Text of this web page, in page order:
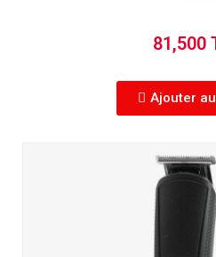
81,500
Ajouter